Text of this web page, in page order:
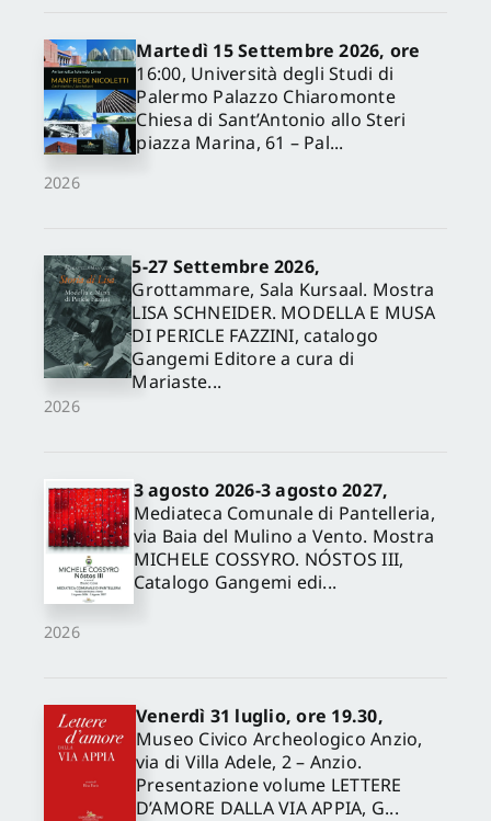
2026
Martedì 15 Settembre 2026, ore
16:00, Università degli Studi di
Palermo Palazzo Chiaromonte
Chiesa di Sant’Antonio allo Steri
piazza Marina, 61 – Pal...
2026
5-27 Settembre 2026,
Grottammare, Sala Kursaal. Mostra
LISA SCHNEIDER. MODELLA E MUSA
DI PERICLE FAZZINI, catalogo
Gangemi Editore a cura di
Mariaste...
2026
3 agosto 2026-3 agosto 2027,
Mediateca Comunale di Pantelleria,
via Baia del Mulino a Vento. Mostra
MICHELE COSSYRO. NÓSTOS III,
Catalogo Gangemi edi...
Venerdì 31 luglio, ore 19.30,
Museo Civico Archeologico Anzio,
via di Villa Adele, 2 – Anzio.
Presentazione volume LETTERE
D’AMORE DALLA VIA APPIA, G...